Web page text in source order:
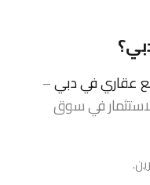
عقاري في دبي–
في سوق